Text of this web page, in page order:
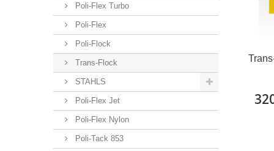
Poli-Flex Turbo
Poli-Flex
Poli-Flock
Trans-Flock
STAHLS
Poli-Flex Jet
Poli-Flex Nylon
Poli-Tack 853